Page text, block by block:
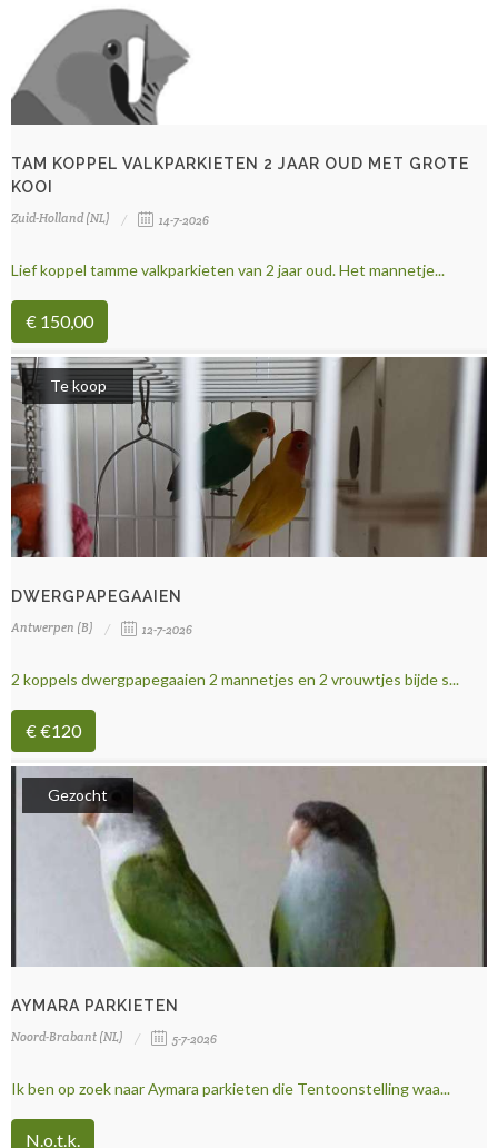
TAM KOPPEL VALKPARKIETEN 2 JAAR OUD MET GROTE
KOOI
Zuid-Holland (NL) 14-7-2026
Lief koppel tamme valkparkieten van 2 jaar oud. Het mannetje...
€ 150,00
Te koop
DWERGPAPEGAAIEN
Antwerpen (B) 12-7-2026
2 koppels dwergpapegaaien 2 mannetjes en 2 vrouwtjes bijde s...
€ €120
Gezocht
AYMARA PARKIETEN
Noord-Brabant (NL) 5-7-2026
Ik ben op zoek naar Aymara parkieten die Tentoonstelling waa...
N.o.t.k.